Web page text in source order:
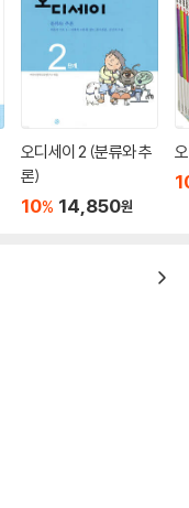
오디세이 2 (분류와 추
론)
10% 14,850원